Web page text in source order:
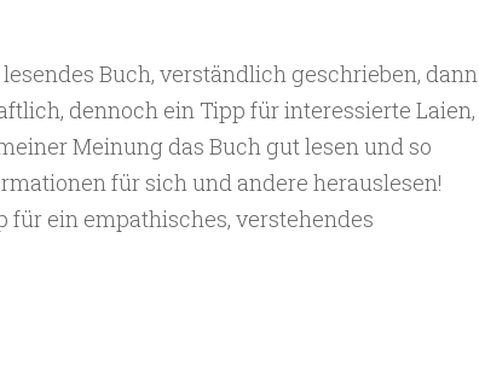
Buch, verständlich geschrieben, dann
dennoch ein Tipp für interessierte Laien,
Meinung das Buch gut lesen und so
für sich und andere herauslesen!
für ein empathisches, verstehendes